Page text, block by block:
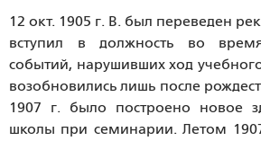
12 окт. 1905 г. В. был переведен
вступил в должность во
событий, нарушивших ход
возобновились лишь после
1907 г. было построено новое
школы при семинарии. Летом